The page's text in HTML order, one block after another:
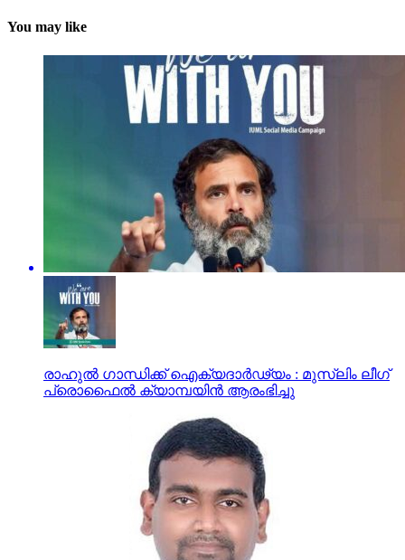
You may like
രാഹുൽ ഗാന്ധിക്ക് ഐക്യദാർഢ്യം : മുസ്ലിം ലീഗ്
പ്രൊഫൈൽ ക്യാമ്പയിൻ ആരംഭിച്ചു